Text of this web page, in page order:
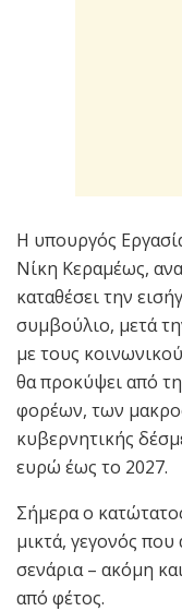
Η υπουργός
Νίκη Κεραμέως,
καταθέσει την
συμβούλιο, μετά
με τους
θα προκύψει από
φορέων, των
κυβερνητικής
ευρώ έως το 2027.
Σήμερα ο
μικτά, γεγονός που
σενάρια – ακόμη
από φέτος.